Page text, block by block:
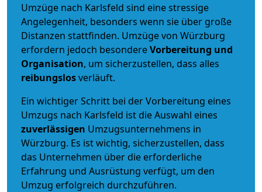
Umzüge nach Karlsfeld sind eine stressige
Angelegenheit, besonders wenn sie über große
Distanzen stattfinden. Umzüge von Würzburg
erfordern jedoch besondereVorbereitung und
Organisation, um sicherzustellen, dass alles
reibungslosverläuft.
Ein wichtiger Schritt bei der Vorbereitung eines
Umzugs nach Karlsfeld ist die Auswahl eines
zuverlässigen Umzugsunternehmens in
Würzburg. Es ist wichtig, sicherzustellen, dass
das Unternehmen über die erforderliche
Erfahrung und Ausrüstung verfügt, um den
Umzug erfolgreich durchzuführen.